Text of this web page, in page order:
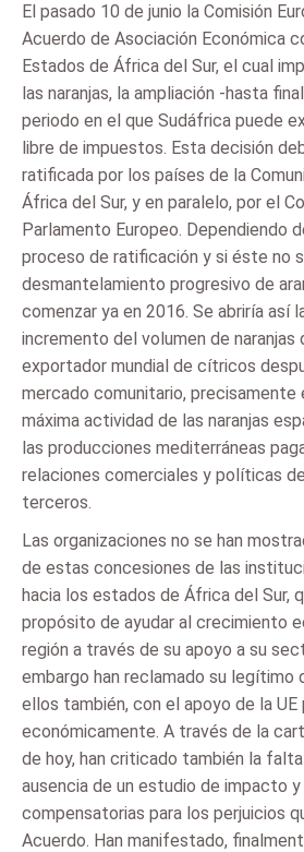
El pasado 10 de junio la Comisión
Acuerdo de Asociación Económica
Estados de África del Sur, el cual
las naranjas, la ampliación -hasta
periodo en el que Sudáfrica puede
libre de impuestos. Esta decisión
ratificada por los países de la
África del Sur, y en paralelo, por el
Parlamento Europeo. Dependiendo
proceso de ratificación y si éste no
desmantelamiento progresivo de
comenzar ya en 2016. Se abriría así
incremento del volumen de naranjas
exportador mundial de cítricos
mercado comunitario, precisamente
máxima actividad de las naranjas
las producciones mediterráneas
relaciones comerciales y políticas
terceros.
Las organizaciones no se han
de estas concesiones de las
hacia los estados de África del Sur,
propósito de ayudar al crecimiento
región a través de su apoyo a su
embargo han reclamado su legítimo
ellos también, con el apoyo de la
económicamente. A través de la
de hoy, han criticado también la
ausencia de un estudio de impacto
compensatorias para los perjuicios
Acuerdo. Han manifestado,